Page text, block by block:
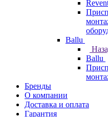
Ballu
Ballu
Бренды
О компании
Доставка и оплата
Гарантия